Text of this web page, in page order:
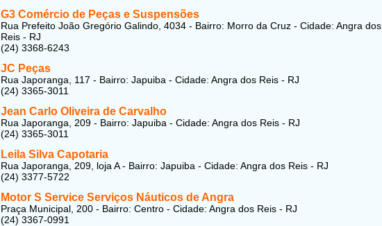
G3 Comércio de Peças e Suspensões
Rua Prefeito João Gregório Galindo, 4034 - Bairro: Morro da Cruz - Cidade: Angra dos
Reis - RJ
(24) 3368-6243
JC Peças
Rua Japoranga, 117 - Bairro: Japuiba - Cidade: Angra dos Reis - RJ
(24) 3365-3011
Jean Carlo Oliveira de Carvalho
Rua Japoranga, 209 - Bairro: Japuiba - Cidade: Angra dos Reis - RJ
(24) 3365-3011
Leila Silva Capotaria
Rua Japoranga, 209, loja A - Bairro: Japuiba - Cidade: Angra dos Reis - RJ
(24) 3377-5722
Motor S Service Serviços Náuticos de Angra
Praça Municipal, 200 - Bairro: Centro - Cidade: Angra dos Reis - RJ
(24) 3367-0991